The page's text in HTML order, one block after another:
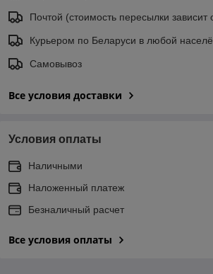
Почтой (стоимость пересылки зависит
Курьером по Беларуси в любой
Самовывоз
Все условия доставки
Условия оплаты
Наличными
Наложенный платеж
Безналичный расчет
Все условия оплаты